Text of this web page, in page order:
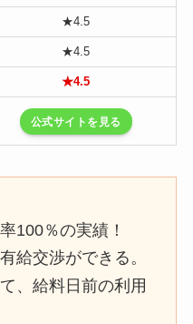
★4.5
★4.5
★4.5
公式サイトを見る
100％の実績！
給交渉ができる。
、給料日前の利用